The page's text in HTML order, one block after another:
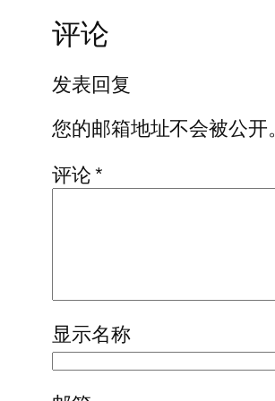
评论
发表回复
您的邮箱地址不会被公开。
评论*
显示名称